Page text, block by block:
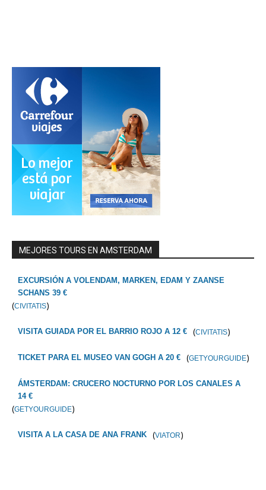
MEJORES TOURS EN AMSTERDAM
EXCURSIÓN A VOLENDAM, MARKEN, EDAM Y ZAANSE
SCHANS 39 €
(CIVITATIS)
VISITA GUIADA POR EL BARRIO ROJO A 12 € (CIVITATIS)
TICKET PARA EL MUSEO VAN GOGH A 20 € (GETYOURGUIDE)
ÁMSTERDAM: CRUCERO NOCTURNO POR LOS CANALES A
14 €
(GETYOURGUIDE)
VISITA A LA CASA DE ANA FRANK (VIATOR)